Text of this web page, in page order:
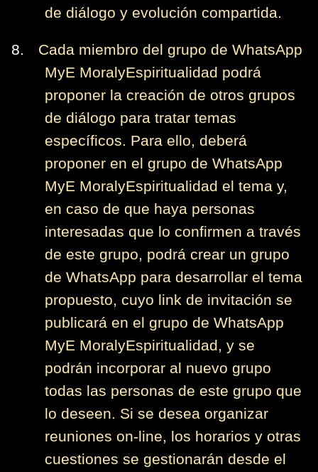
de diálogo y evolución compartida.
8.
Cada miembro del grupo de WhatsApp
MyE MoralyEspiritualidad podrá
proponer la creación de otros grupos
de diálogo para tratar temas
específicos. Para ello, deberá
proponer en el grupo de WhatsApp
MyE MoralyEspiritualidad el tema y,
en caso de que haya personas
interesadas que lo confirmen a través
de este grupo, podrá crear un grupo
de WhatsApp para desarrollar el tema
propuesto, cuyo link de invitación se
publicará en el grupo de WhatsApp
MyE MoralyEspiritualidad, y se
podrán incorporar al nuevo grupo
todas las personas de este grupo que
lo deseen. Si se desea organizar
reuniones on-line, los horarios y otras
cuestiones se gestionarán desde el